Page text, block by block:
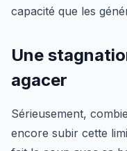
capacité que les
Une
agacer
Sérieusement,
encore subir cette